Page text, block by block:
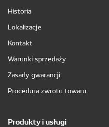
Historia
Lokalizacje
Kontakt
Warunki sprzedaży
Zasady gwarancji
Procedura zwrotu towaru
Produkty i usługi